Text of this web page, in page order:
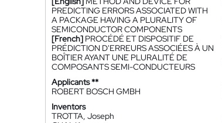
PREDICTING ERRORS ASSOCIATED WITH
A PACKAGE HAVING A PLURALITY OF
SEMICONDUCTOR COMPONENTS
[French] PROCÉDÉ ET DISPOSITIF DE
PRÉDICTION D'ERREURS ASSOCIÉES À UN
BOÎTIER AYANT UNE PLURALITÉ DE
COMPOSANTS SEMI-CONDUCTEURS
Applicants **
ROBERT BOSCH GMBH
Inventors
TROTTA, Joseph